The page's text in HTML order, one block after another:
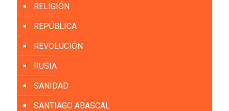
RELIGIÓN
REPÚBLICA
REVOLUCIÓN
RUSIA
SANIDAD
SANTIAGO ABASCAL